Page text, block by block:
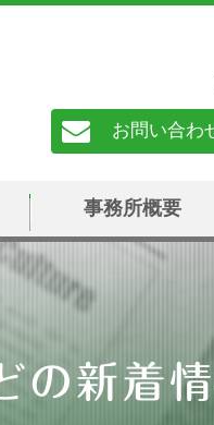
お問い合わ
事務所概要
の新着